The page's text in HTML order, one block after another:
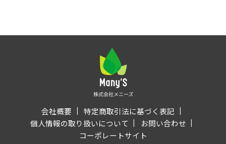
会社概要
特定商取引法に基づく表記
個人情報の取り扱いについて
お問い合わせ
コーポレートサイト